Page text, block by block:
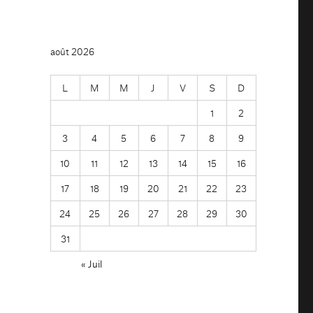
août 2026
L M M J V S
D
1
2
3
4 5 6 7 8
9
10
11 12 13 14 15
16
17
18 19 20 21 22
23
24
25 26 27 28 29
30
31
« Juil